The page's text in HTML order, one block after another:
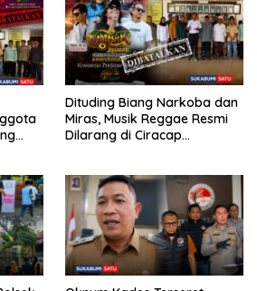
Dituding Biang Narkoba dan
Miras, Musik Reggae Resmi
Dilarang di Ciracap